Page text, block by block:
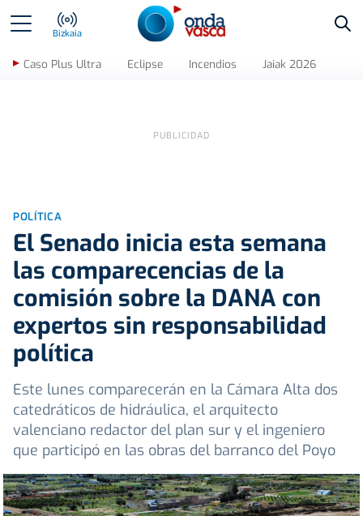
Bizkaia
Caso Plus Ultra Eclipse Incendios Jaiak 2026
POLÍTICA
El Senado inicia esta semana
las comparecencias de la
comisión sobre la DANA con
expertos sin responsabilidad
política
Este lunes comparecerán en la Cámara Alta dos
catedráticos de hidráulica, el arquitecto
valenciano redactor del plan sur y el ingeniero
que participó en las obras del barranco del Poyo